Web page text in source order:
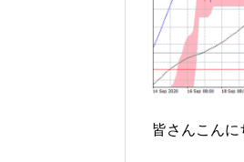
皆さんこんに